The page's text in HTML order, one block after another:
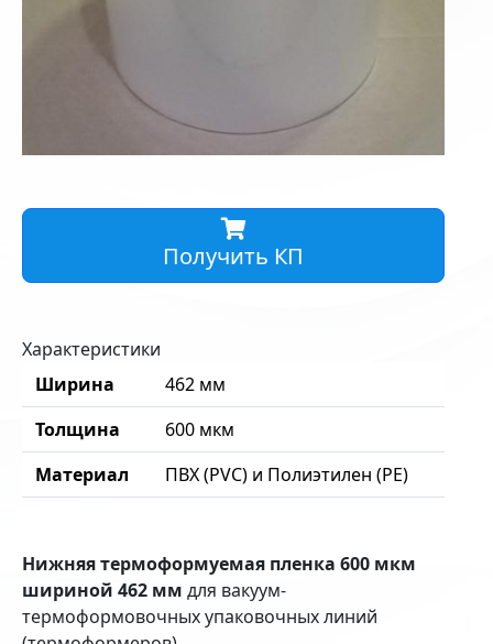
Получить КП
Характеристики
Ширина
462 мм
Толщина
600 мкм
Материал
ПВХ (PVC) и Полиэтилен (PE)
Нижняя термоформуемая пленка 600 мкм
шириной 462 мм для вакуум-
термоформовочных упаковочных линий